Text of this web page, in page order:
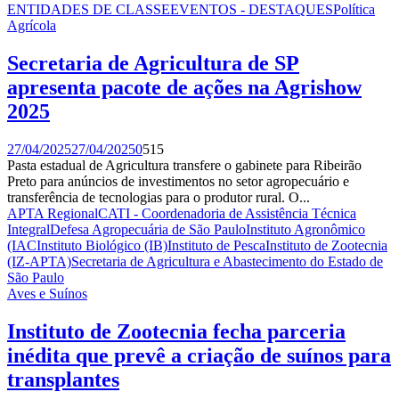
ENTIDADES DE CLASSEEVENTOS - DESTAQUESPolítica
Agrícola
Secretaria de Agricultura de SP
apresenta pacote de ações na Agrishow
2025
27/04/202527/04/20250515
Pasta estadual de Agricultura transfere o gabinete para Ribeirão
Preto para anúncios de investimentos no setor agropecuário e
transferência de tecnologias para o produtor rural. O...
APTA RegionalCATI - Coordenadoria de Assistência Técnica
IntegralDefesa Agropecuária de São PauloInstituto Agronômico
(IACInstituto Biológico (IB)Instituto de PescaInstituto de Zootecnia
(IZ-APTA)Secretaria de Agricultura e Abastecimento do Estado de
São Paulo
Aves e Suínos
Instituto de Zootecnia fecha parceria
inédita que prevê a criação de suínos para
transplantes